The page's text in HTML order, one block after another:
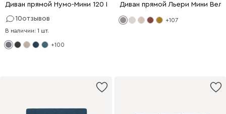
Диван прямой Нумо-Мини 120 Рогожка Серый
10отзывов
В наличии: 1 шт.
+100
Диван прямой Льери Мини
+107